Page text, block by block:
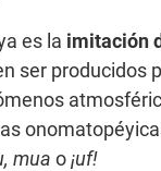
es la imitación
ser producidos
mua o ¡uf!